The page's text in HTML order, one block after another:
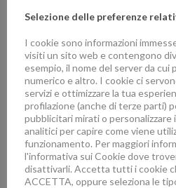
€
Selezione delle preferenze
I cookie sono informazioni
visiti un sito web e contengono
esempio, il nome del server da
numerico e altro. I cookie ci
servizi e ottimizzare la tua
profilazione (anche di terze parti)
pubblicitari mirati o
analitici per capire come viene
funzionamento. Per maggiori
l'informativa sui Cookie dove
disattivarli. Accetta tutti i cookie
ACCETTA, oppure seleziona le